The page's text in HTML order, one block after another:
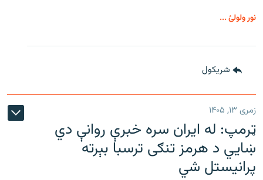
نور ولولئ ...
شريکول
زمری ۱۳, ۱۴۰۵
ټرمپ: له ایران سره خبرې روانې دي
ښايي د هرمز تنګی ترسبا بېرته
پرانیستل شي